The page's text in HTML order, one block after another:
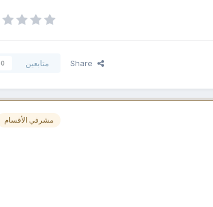
Share متابعين 0
مشرفي الأقسام